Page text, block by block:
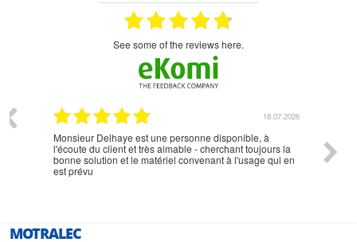
see some of the reviews here.
18.07.2026
Monsieur Delhaye est une personne disponible, à
l'écoute du client et très aimable - cherchant toujours la
bonne solution et le matériel convenant à l'usage qui en
est prévu
MOTRALEC